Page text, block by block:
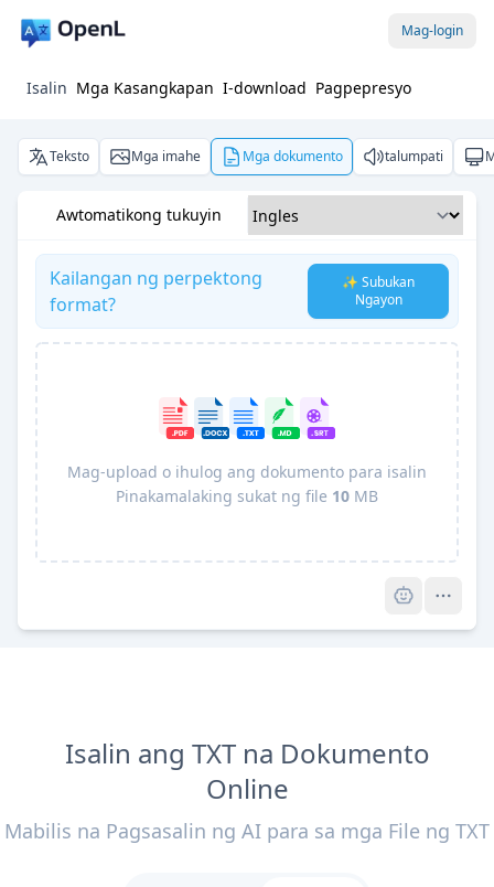
Mag-login
Isalin Mga Kasangkapan I-download Pagpepresyo
Teksto Mga imahe Mga dokumento talumpati
Awtomatikong tukuyin
Kailangan ng perpektong
format?
✨ Subukan
Ngayon
Mag-upload o ihulog ang dokumento para isalin
Pinakamalaking sukat ng file 10 MB
Isalin ang TXT na Dokumento
Online
Mabilis na Pagsasalin ng AI para sa mga File ng TXT